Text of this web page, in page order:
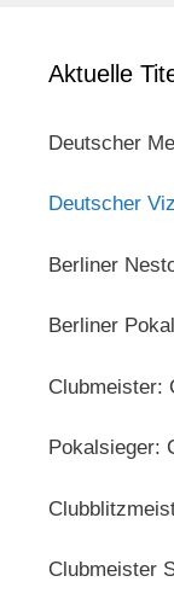
Aktuelle
Deutscher
Deutscher
Berliner
Berliner
Clubmeister:
Pokalsieger:
Clubmeister